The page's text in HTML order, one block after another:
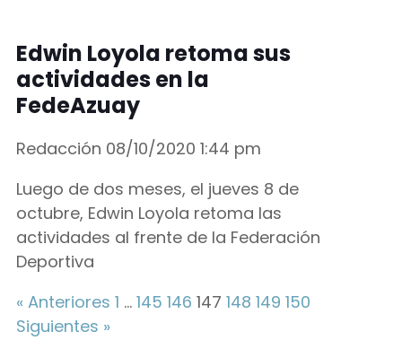
Edwin Loyola retoma sus
actividades en la
FedeAzuay
Redacción 08/10/2020 1:44 pm
Luego de dos meses, el jueves 8 de
octubre, Edwin Loyola retoma las
actividades al frente de la Federación
Deportiva
« Anteriores 1 … 145 146 147 148 149 150
Siguientes »